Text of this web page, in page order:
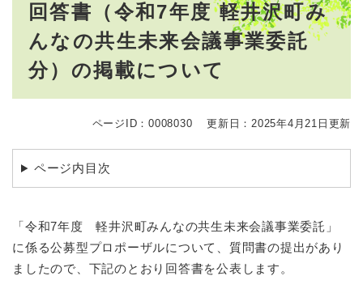
i
g
n
回答書（令和7年度 軽井沢町み
んなの共生未来会議事業委託
分）の掲載について
ページID：0008030 更新日：2025年4月21日更新
ページ内目次
「令和7年度 軽井沢町みんなの共生未来会議事業委託」
に係る公募型プロポーザルについて、質問書の提出があり
ましたので、下記のとおり回答書を公表します。